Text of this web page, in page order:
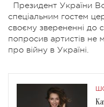
Президент України
спеціальним гостем
своєму зверененні до
попросив артистів не
про війну в Україні.